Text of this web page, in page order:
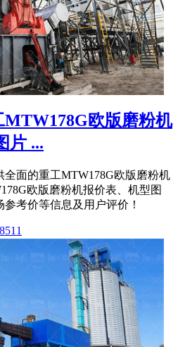
MTW178G欧版磨粉机
片 ...
全面的重工MTW178G欧版磨粉机
欧版磨粉机报价表、机型图
考价等信息及用户评价！